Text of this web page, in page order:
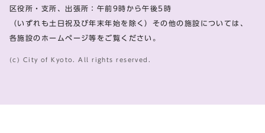
区役所・支所、出張所：午前9時から午後5時
（いずれも土日祝及び年末年始を除く）その他の施設については、
各施設のホームページ等をご覧ください。
(c) City of Kyoto. All rights reserved.